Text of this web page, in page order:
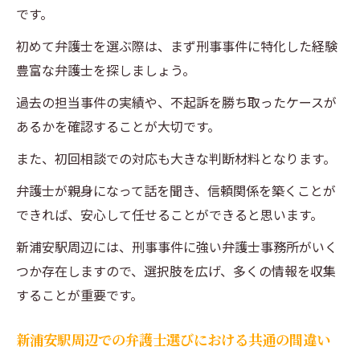
です。
初めて弁護士を選ぶ際は、まず刑事事件に特化した経験
豊富な弁護士を探しましょう。
過去の担当事件の実績や、不起訴を勝ち取ったケースが
あるかを確認することが大切です。
また、初回相談での対応も大きな判断材料となります。
弁護士が親身になって話を聞き、信頼関係を築くことが
できれば、安心して任せることができると思います。
新浦安駅周辺には、刑事事件に強い弁護士事務所がいく
つか存在しますので、選択肢を広げ、多くの情報を収集
することが重要です。
新浦安駅周辺での弁護士選びにおける共通の間違い